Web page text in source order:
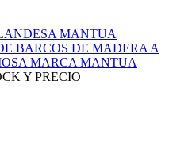
MANTUA
BARCOS DE MADERA A
MARCA MANTUA
Y PRECIO